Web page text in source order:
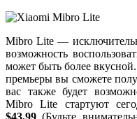
Mibro Lite —
возможность
может быть более
премьеры вы сможете
вас также будет
Mibro Lite стартуют
$43.99(Будьте